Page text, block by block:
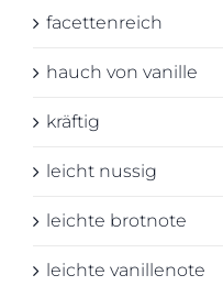
facettenreich
hauch von vanille
kräftig
leicht nussig
leichte brotnote
leichte vanillenote